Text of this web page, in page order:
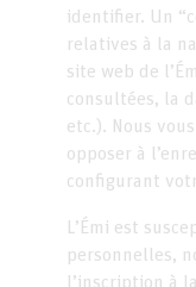
identifier. Un
relatives à la
site web de
consultées, la
etc.). Nous
opposer à
configurant
L’Émi est
personnelles,
l’inscription à